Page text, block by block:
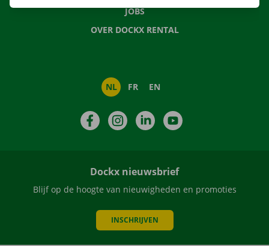
JOBS
OVER DOCKX RENTAL
NL FR EN
FacebookInstagramLinkedIn
Dockx nieuwsbrief
Blijf op de hoogte van nieuwigheden en promoties
INSCHRIJVEN